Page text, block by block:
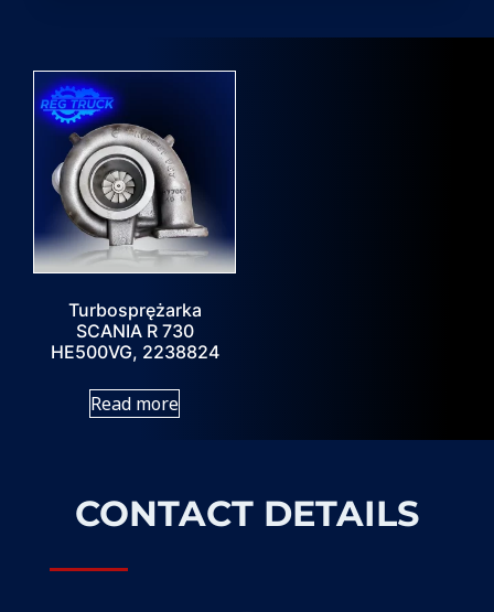
Turbosprężarka
SCANIA R 730
HE500VG, 2238824
Read more
CONTACT DETAILS